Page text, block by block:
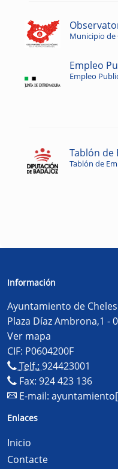
Municipio de
Empleo
Empleo
Tablón de
Tablón de
Información
Ayuntamiento de Cheles
Plaza Díaz Ambrona,1 -
Ver mapa
CIF: P0604200F
Telf.: 924423001
Fax: 924 423 136
E-mail:
Enlaces
Inicio
Contacte